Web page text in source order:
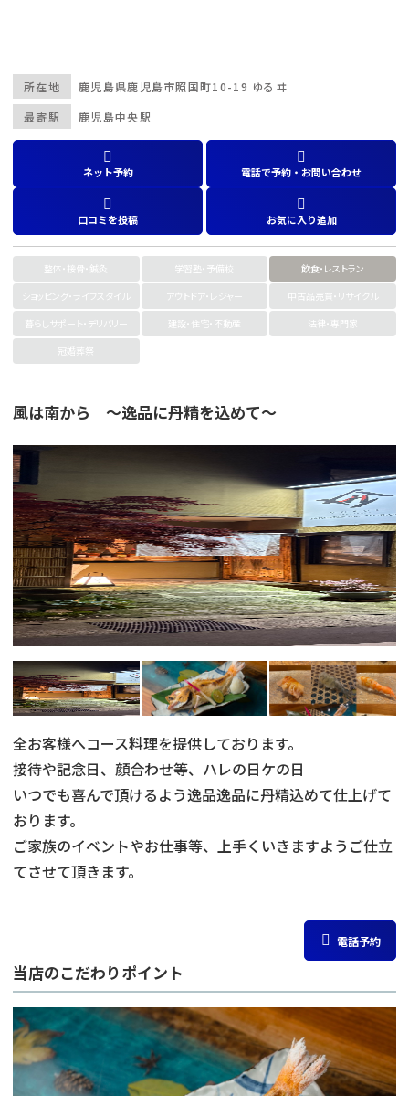
最寄駅 鹿児島中央駅
所在地 鹿児島県鹿児島市照国町10-19 ゆるヰ
ネット予約 電話で予約・お問い合わせ
口コミを投稿 お気に入り追加
整体・接骨・鍼灸 学習塾・予備校
飲食・レストラン
ショッピング・ライフスタイル
アウトドア・レジャー
中古品売買・リサイクル
暮らしサポート・デリバリー
建設・住宅・不動産
法律・専門家
冠婚葬祭
風は南から 〜逸品に丹精を込めて〜
全お客様へコース料理を提供しております。
接待や記念日、顔合わせ等、ハレの日ケの日
いつでも喜んで頂けるよう逸品逸品に丹精込めて仕上げて
おります。
ご家族のイベントやお仕事等、上手くいきますようご仕立
てさせて頂きます。
電話予約
当店のこだわりポイント